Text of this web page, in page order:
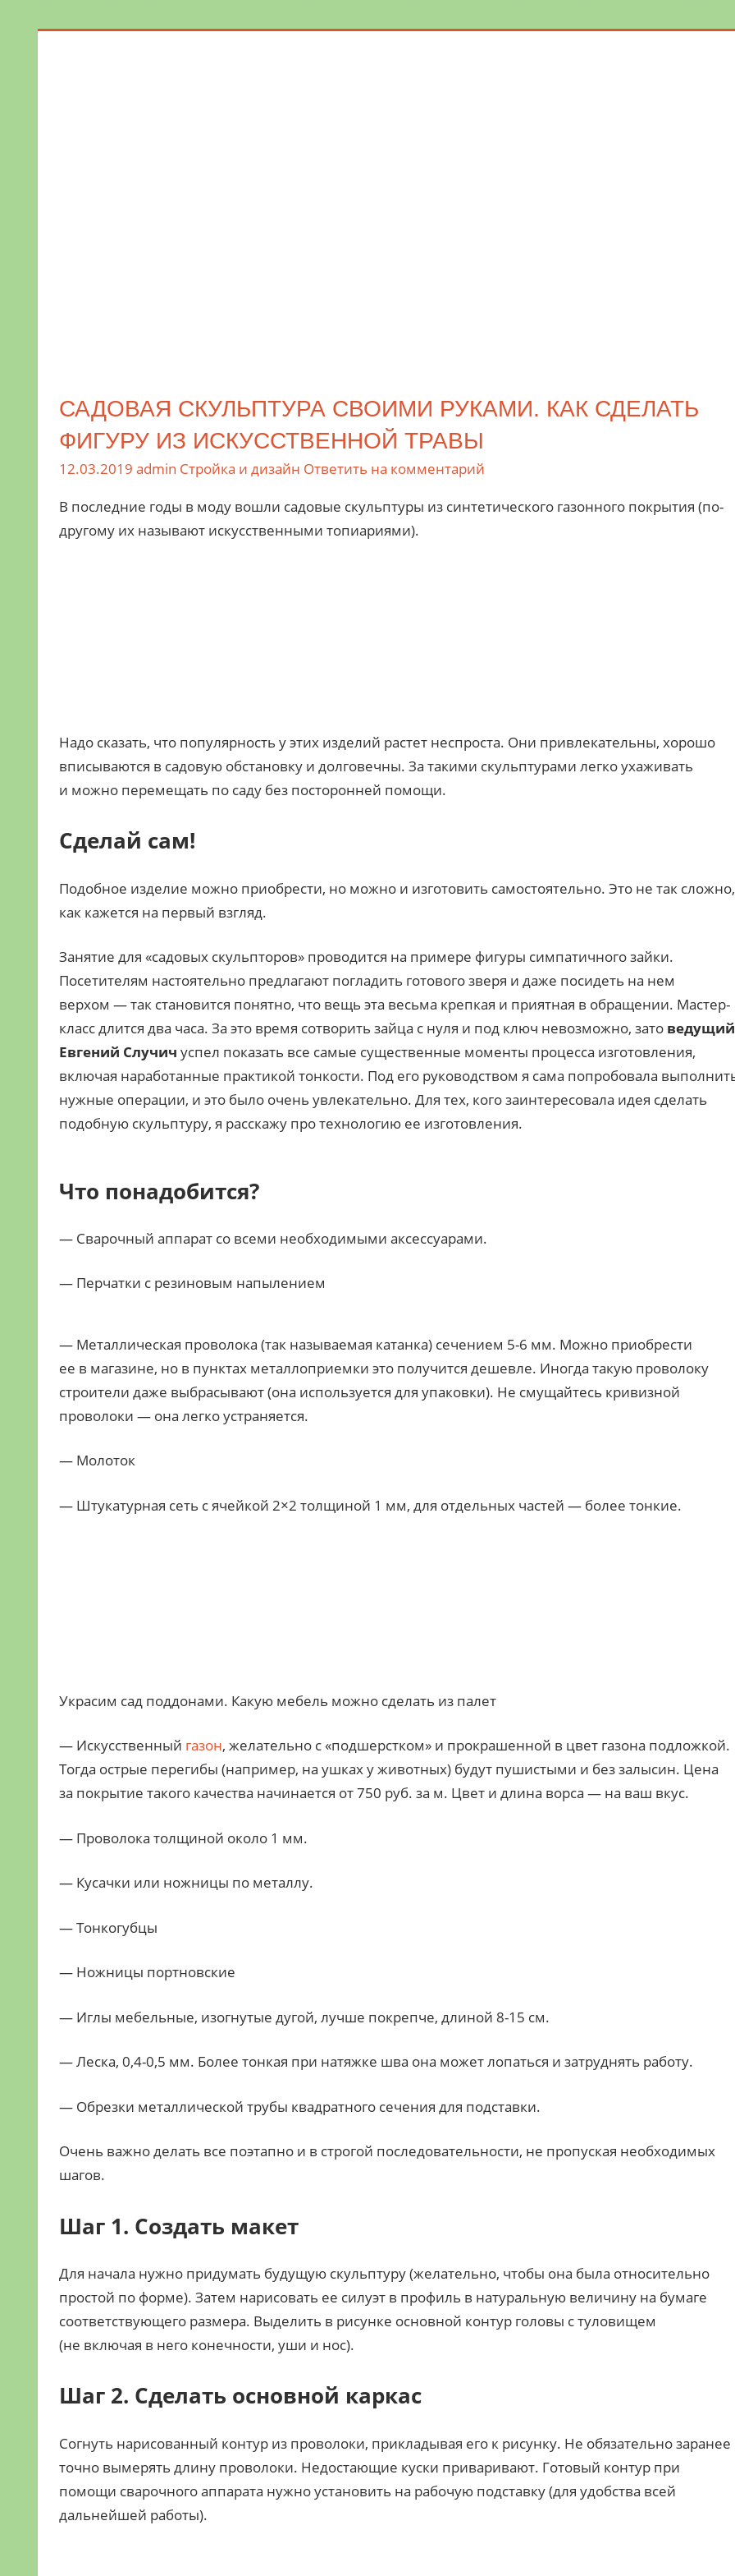
САДОВАЯ СКУЛЬПТУРА СВОИМИ РУКАМИ. КАК СДЕЛАТЬ
ФИГУРУ ИЗ ИСКУССТВЕННОЙ ТРАВЫ
12.03.2019 admin Стройка и дизайн Ответить на комментарий
В последние годы в моду вошли садовые скульптуры из синтетического газонного покрытия (по-
другому их называют искусственными топиариями).
Надо сказать, что популярность у этих изделий растет неспроста. Они привлекательны, хорошо
вписываются в садовую обстановку и долговечны. За такими скульптурами легко ухаживать
и можно перемещать по саду без посторонней помощи.
Сделай сам!
Подобное изделие можно приобрести, но можно и изготовить самостоятельно. Это не так сложно,
как кажется на первый взгляд.
Занятие для «садовых скульпторов» проводится на примере фигуры симпатичного зайки.
Посетителям настоятельно предлагают погладить готового зверя и даже посидеть на нем
верхом — так становится понятно, что вещь эта весьма крепкая и приятная в обращении. Мастер-
класс длится два часа. За это время сотворить зайца с нуля и под ключ невозможно, зато ведущий
Евгений Случич успел показать все самые существенные моменты процесса изготовления,
включая наработанные практикой тонкости. Под его руководством я сама попробовала
нужные операции, и это было очень увлекательно. Для тех, кого заинтересовала идея сделать
подобную скульптуру, я расскажу про технологию ее изготовления.
Что понадобится?
— Сварочный аппарат со всеми необходимыми аксессуарами.
— Перчатки с резиновым напылением
— Металлическая проволока (так называемая катанка) сечением 5-6 мм. Можно приобрести
ее в магазине, но в пунктах металлоприемки это получится дешевле. Иногда такую проволоку
строители даже выбрасывают (она используется для упаковки). Не смущайтесь кривизной
проволоки — она легко устраняется.
— Молоток
— Штукатурная сеть с ячейкой 2×2 толщиной 1 мм, для отдельных частей — более тонкие.
Украсим сад поддонами. Какую мебель можно сделать из палет
— Искусственный газон, желательно с «подшерстком» и прокрашенной в цвет газона подложкой.
Тогда острые перегибы (например, на ушках у животных) будут пушистыми и без залысин. Цена
за покрытие такого качества начинается от 750 руб. за м. Цвет и длина ворса — на ваш вкус.
— Проволока толщиной около 1 мм.
— Кусачки или ножницы по металлу.
— Тонкогубцы
— Ножницы портновские
— Иглы мебельные, изогнутые дугой, лучше покрепче, длиной 8-15 см.
— Леска, 0,4-0,5 мм. Более тонкая при натяжке шва она может лопаться и затруднять работу.
— Обрезки металлической трубы квадратного сечения для подставки.
Очень важно делать все поэтапно и в строгой последовательности, не пропуская необходимых
шагов.
Шаг 1. Создать макет
Для начала нужно придумать будущую скульптуру (желательно, чтобы она была относительно
простой по форме). Затем нарисовать ее силуэт в профиль в натуральную величину на бумаге
соответствующего размера. Выделить в рисунке основной контур головы с туловищем
(не включая в него конечности, уши и нос).
Шаг 2. Сделать основной каркас
Согнуть нарисованный контур из проволоки, прикладывая его к рисунку. Не обязательно заранее
точно вымерять длину проволоки. Недостающие куски приваривают. Готовый контур при
помощи сварочного аппарата нужно установить на рабочую подставку (для удобства всей
дальнейшей работы).